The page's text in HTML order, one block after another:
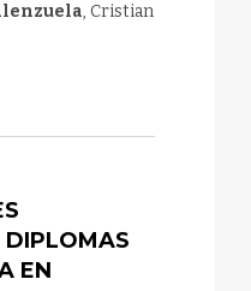
, Cristian
DIPLOMAS
EN